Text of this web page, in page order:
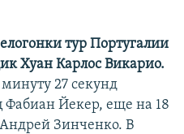
тур Португалии
Хуан Карлос Викарио.
27 секунд
Йекер, еще на 18
Андрей Зинченко. В